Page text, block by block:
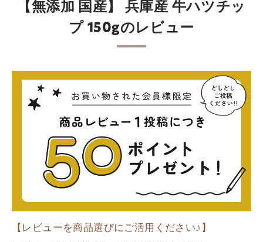
【無添加 国産】 兵庫産 牛ハツチッ
プ 150gのレビュー
【レビューを商品選びにご活用ください♪】